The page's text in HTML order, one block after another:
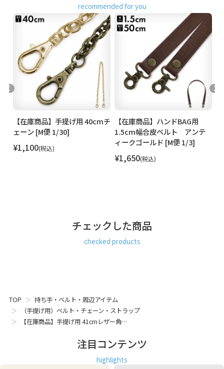
ゆうパケット：全国一律330円
なら発送可
能
ゆうパック：全国一律770円
日時指定可能
※10,000円以上ご購入頂いた場合は送料無料になります。
商品説明
長さ41cmのレザーストラップ。
カンの付いたポーチやお財布に取り付ければ手提げ用の革ヒ
モとして使えて便利です。取り外しも簡単なので、バッグの
持ち手に引っ掛けたりできます。
※大きなバッグや重たいバッグに取り付けると、金具が破損
する場合があります。あらかじめご了承ください。
recommended for you
【在庫商品】手提げ用 40cmチ
ェーン [M便 1/30]
¥1,100 税込
【在庫商品】ハンドBAG用
1.5cm幅合皮ベルト アンテ
ィークゴールド [M便 1/3]
¥1,650 税込
チェックした商品
checked products
TOP
持ち手・ベルト・周辺アイテム
（手提げ用）ベルト・チェーン・ストラップ
【在庫商品】手提げ用 41cmレザー角…
注目コンテンツ
highlights